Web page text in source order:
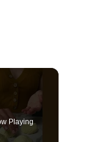
Playing